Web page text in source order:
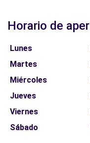
Horario de
Lunes
Martes
Miércoles
Jueves
Viernes
Sábado